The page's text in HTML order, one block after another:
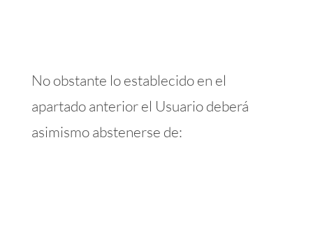
No obstante lo establecido en el
apartado anterior el Usuario deberá
asimismo abstenerse de: